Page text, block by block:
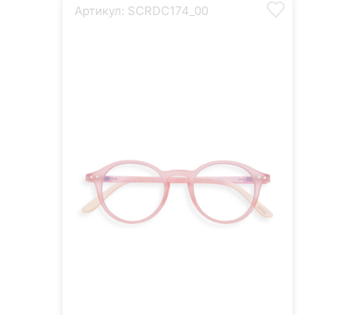
Артикул: SCRDC174_00